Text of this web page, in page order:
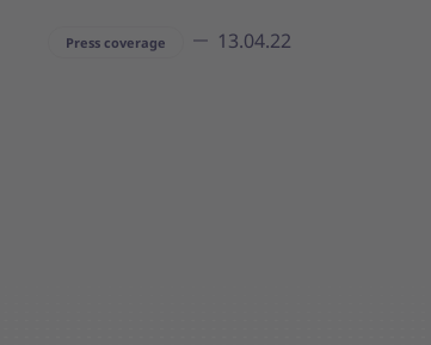
Press coverage 13.04.22